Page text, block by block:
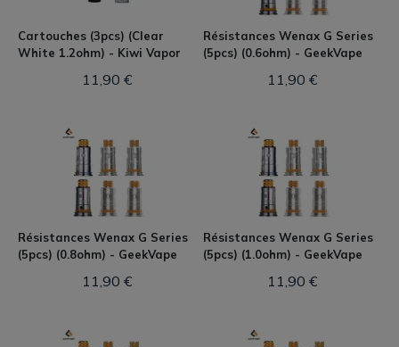
Cartouches (3pcs) (Clear
White 1.2ohm) - Kiwi Vapor
11,90 €
Résistances Wenax G Series
(5pcs) (0.6ohm) - GeekVape
11,90 €
Résistances Wenax G Series
(5pcs) (0.8ohm) - GeekVape
11,90 €
Résistances Wenax G Series
(5pcs) (1.0ohm) - GeekVape
11,90 €